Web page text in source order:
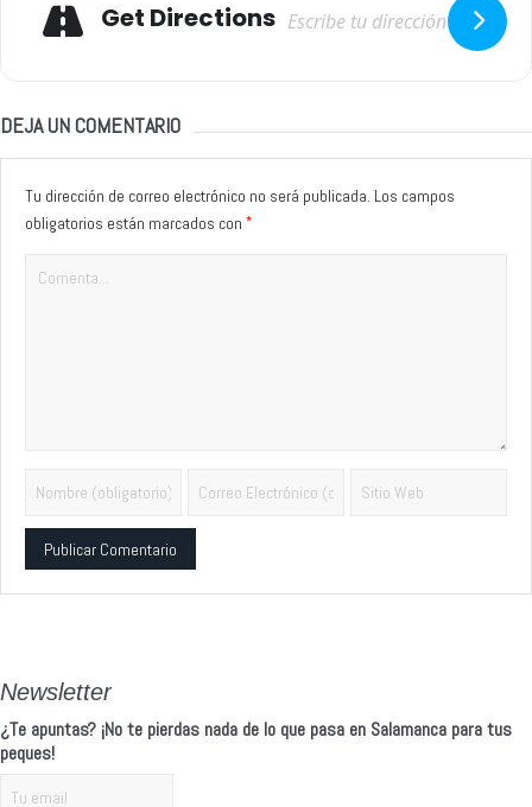
Get Directions
DEJA UN COMENTARIO
Tu dirección de correo electrónico no será publicada. Los campos
obligatorios están marcados con *
Newsletter
¿Te apuntas? ¡No te pierdas nada de lo que pasa en Salamanca para tus
peques!